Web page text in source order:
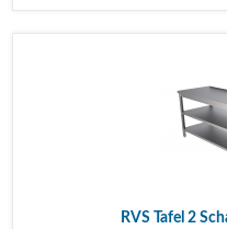
RVS Tafel 2